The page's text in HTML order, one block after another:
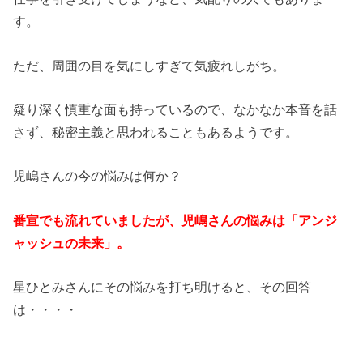
す。
ただ、周囲の目を気にしすぎて気疲れしがち。
疑り深く慎重な面も持っているので、なかなか本音を話
さず、秘密主義と思われることもあるようです。
児嶋さんの今の悩みは何か？
番宣でも流れていましたが、児嶋さんの悩みは「アンジ
ャッシュの未来」。
星ひとみさんにその悩みを打ち明けると、その回答
は・・・・